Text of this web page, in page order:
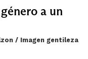
a un
/ Imagen gentileza